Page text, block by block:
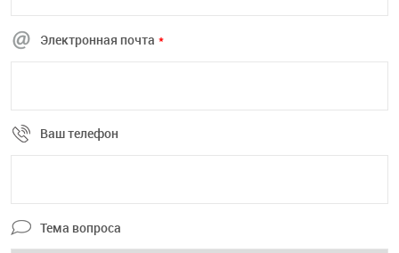
Электронная почта *
Ваш телефон
Тема вопроса